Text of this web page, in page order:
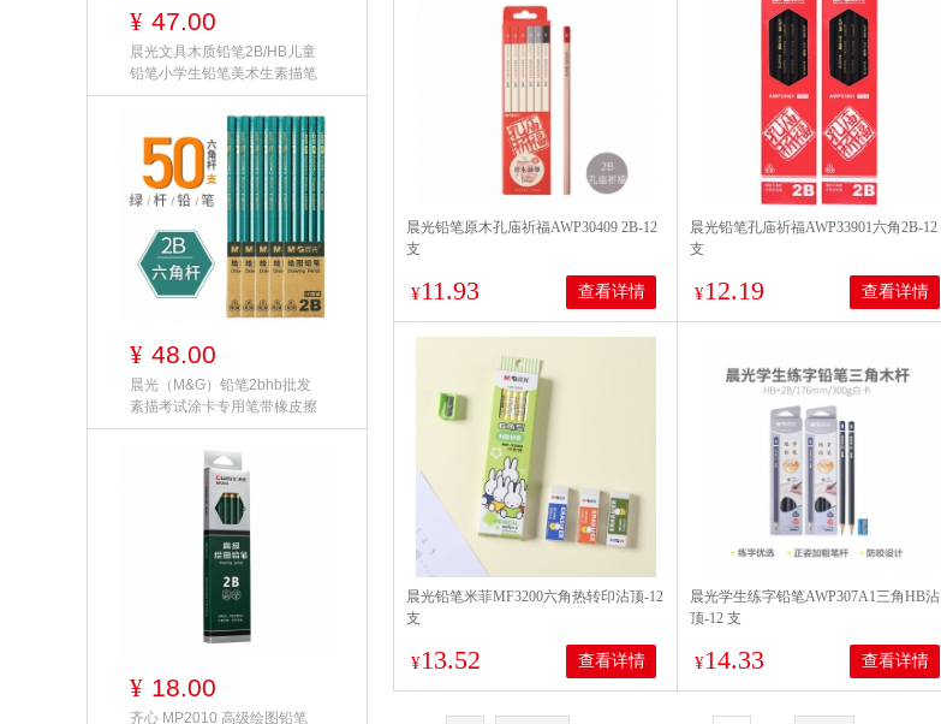
¥ 47.00
晨光文具木质铅笔2B/HB儿童
铅笔小学生铅笔美术生素描笔
考试涂卡
¥ 48.00
晨光（M&G）铅笔2bhb批发
素描考试涂卡专用笔带橡皮擦
¥ 18.00
齐心 MP2010 高级绘图铅笔
晨光铅笔原木孔庙祈福AWP30409 2B-12
支
¥11.93 查看详情
晨光铅笔孔庙祈福AWP33901六角2B-12
支
¥12.19 查看详情
晨光铅笔米菲MF3200六角热转印沾顶-12
支
¥13.52 查看详情
晨光学生练字铅笔AWP307A1三角HB沾
顶-12 支
¥14.33 查看详情